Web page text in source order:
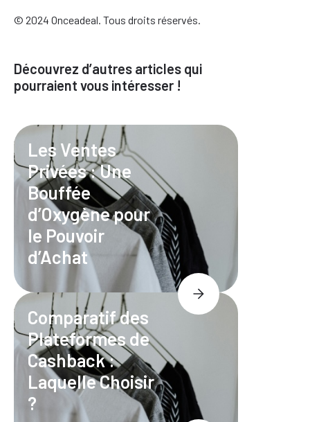
© 2024 Onceadeal. Tous droits réservés.
Découvrez d’autres articles qui
pourraient vous intéresser !
Les Ventes
Privées : Une
Bouffée
d’Oxygène pour
le Pouvoir
d’Achat
Comparatif des
Plateformes de
Cashback :
Laquelle Choisir
?